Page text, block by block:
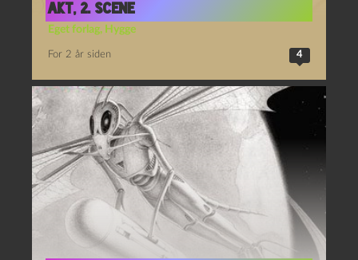
Akt, 2. Scene
Eget forlag, Hygge
For 2 år siden 4